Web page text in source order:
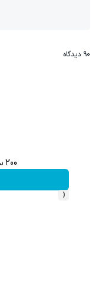
90 دیدگاه
200 سوت نقره پیدا شده برای تو!!!
‹